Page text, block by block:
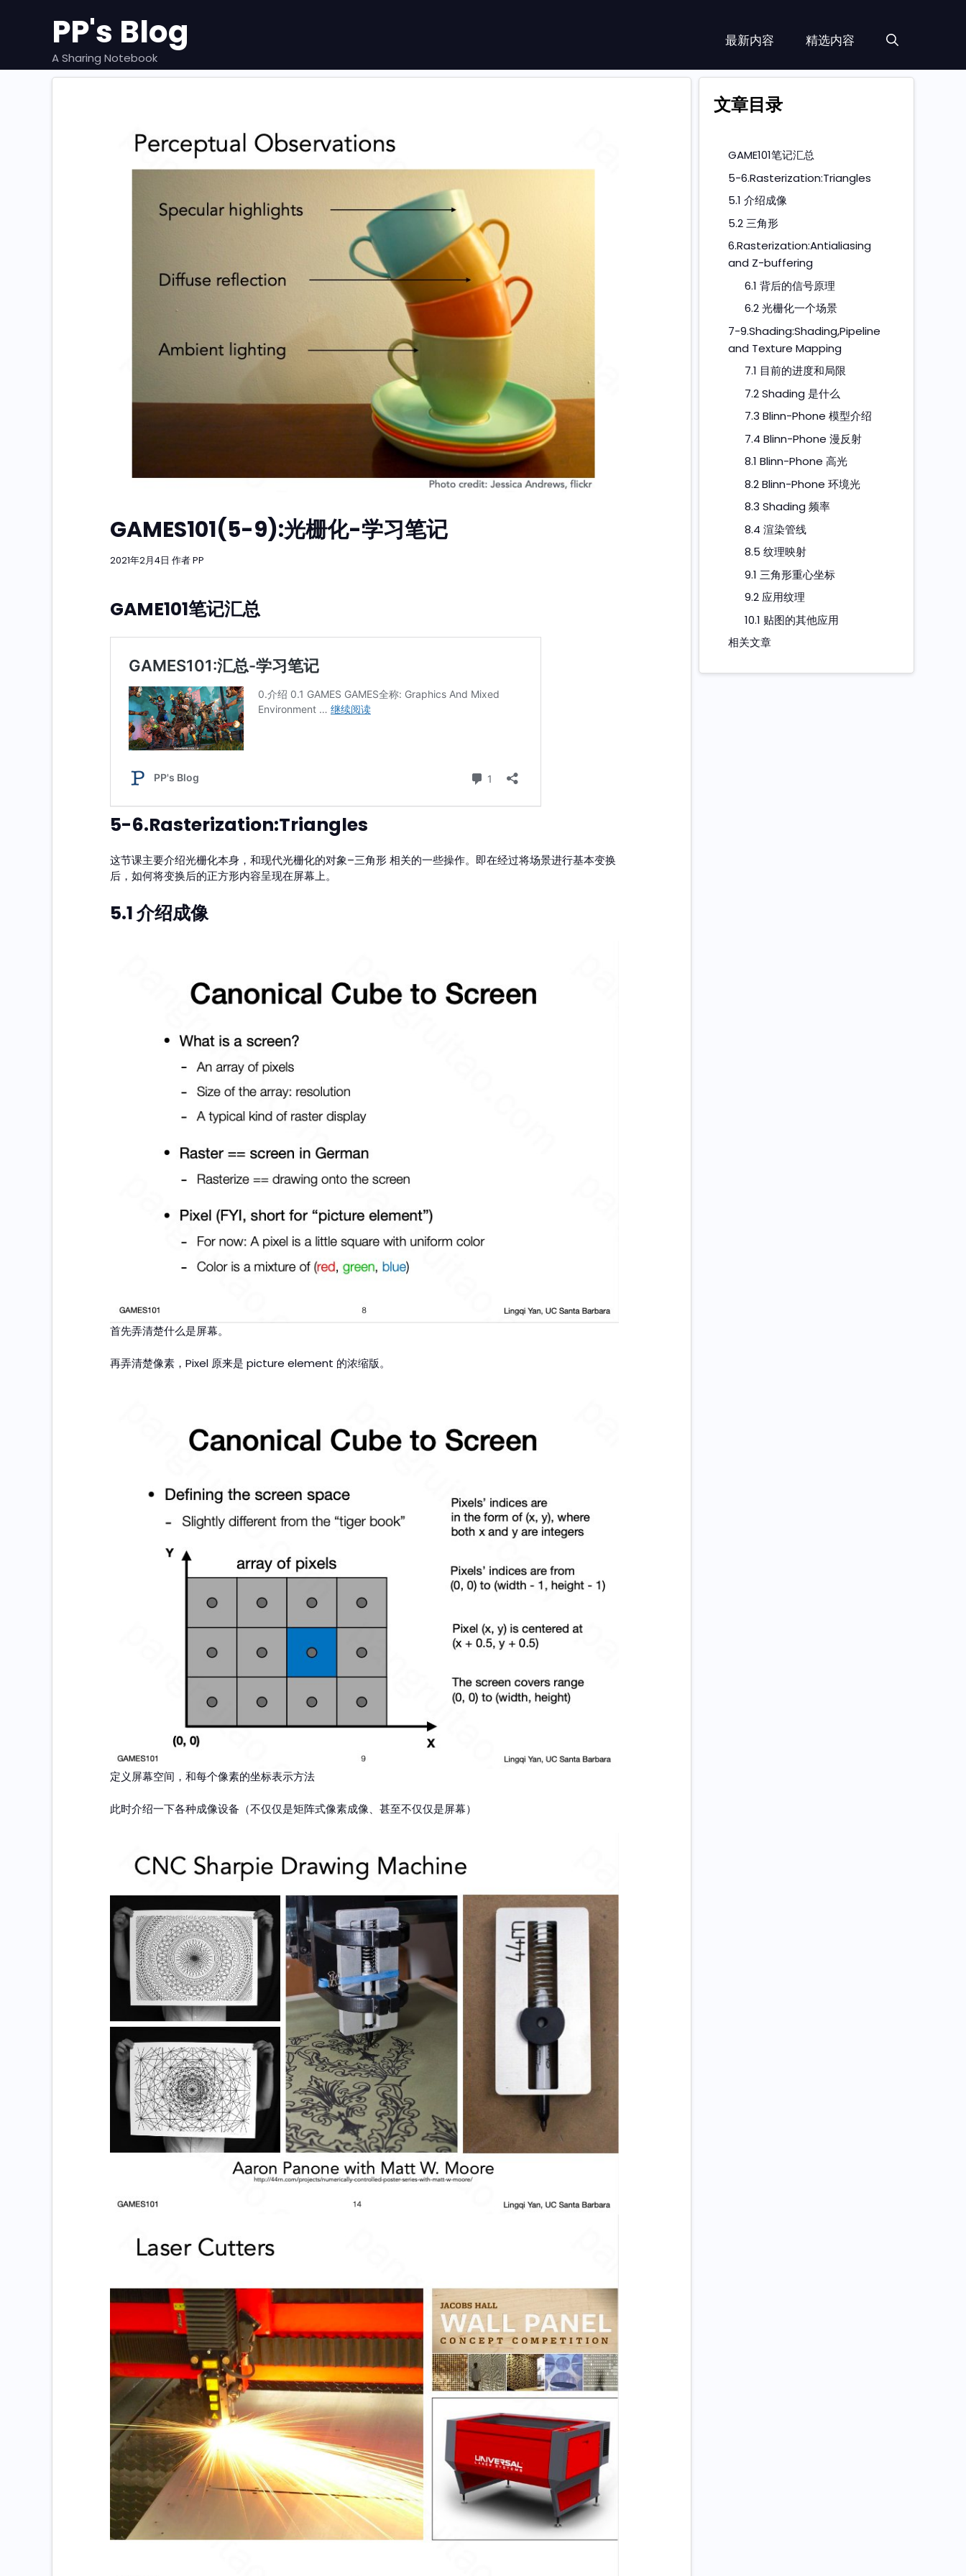
PP's Blog
A Sharing Notebook
最新内容 精选内容
GAMES101(5-9):光栅化-学习笔记
2021年2月4日 作者PP
GAME101笔记汇总
5-6.Rasterization:Triangles
这节课主要介绍光栅化本身，和现代光栅化的对象–三角形 相关的一些操作。即在经过将场景进行基本变换
后，如何将变换后的正方形内容呈现在屏幕上。
5.1 介绍成像
首先弄清楚什么是屏幕。
再弄清楚像素，Pixel 原来是 picture element 的浓缩版。
定义屏幕空间，和每个像素的坐标表示方法
此时介绍一下各种成像设备（不仅仅是矩阵式像素成像、甚至不仅仅是屏幕）
文章目录
GAME101笔记汇总
5-6.Rasterization:Triangles
5.1 介绍成像
5.2 三角形
6.Rasterization:Antialiasing
and Z-buffering
6.1 背后的信号原理
6.2 光栅化一个场景
7-9.Shading:Shading,Pipeline
and Texture Mapping
7.1 目前的进度和局限
7.2 Shading 是什么
7.3 Blinn-Phone 模型介绍
7.4 Blinn-Phone 漫反射
8.1 Blinn-Phone 高光
8.2 Blinn-Phone 环境光
8.3 Shading 频率
8.4 渲染管线
8.5 纹理映射
9.1 三角形重心坐标
9.2 应用纹理
10.1 贴图的其他应用
相关文章